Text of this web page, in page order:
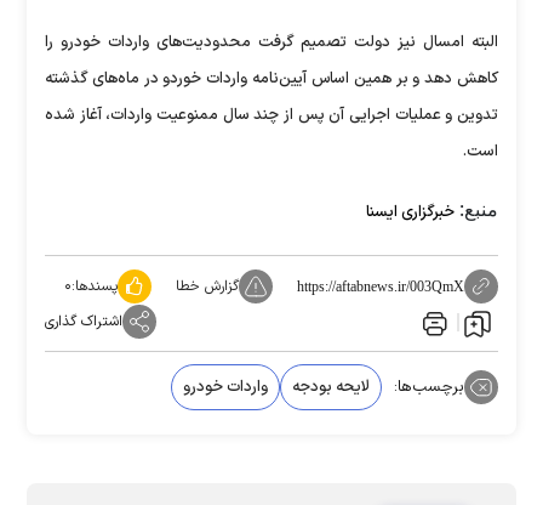
البته امسال نیز دولت تصمیم گرفت محدودیت‌های واردات خودرو را
کاهش دهد و بر همین اساس آیین‌نامه واردات خوردو در ماه‌های گذشته
تدوین و عملیات اجرایی آن پس از چند سال ممنوعیت واردات، آغاز شده
است.
منبع: خبرگزاری ایسنا
https://aftabnews.ir/003QmX گزارش خطا پسندها:۰
اشتراک گذاری
برچسب‌ها: لایحه بودجه واردات خودرو